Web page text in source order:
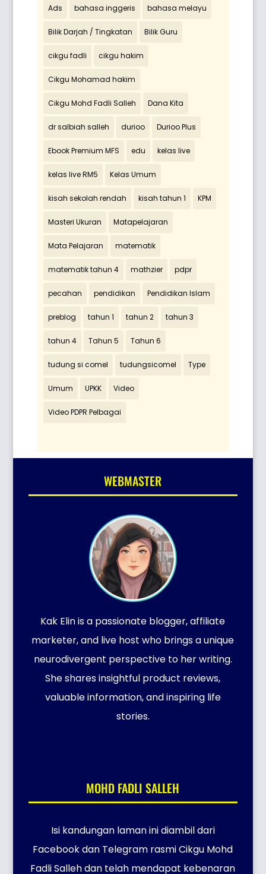
Ads bahasa inggeris bahasa melayu
Bilik Darjah / Tingkatan Bilik Guru
cikgu fadli cikgu hakim
Cikgu Mohamad hakim
Cikgu Mohd Fadli Salleh Dana Kita
dr salbiah salleh durioo Durioo Plus
Ebook Premium MFS edu kelas live
kelas live RM5 Kelas Umum
kisah sekolah rendah kisah tahun 1 KPM
Masteri Ukuran Matapelajaran
Mata Pelajaran matematik
matematik tahun 4 mathzier pdpr
pecahan pendidikan Pendidikan Islam
preblog tahun 1 tahun 2 tahun 3
tahun 4 Tahun 5 Tahun 6
tudung si comel tudungsicomel Type
Umum UPKK Video
Video PDPR Pelbagai
WEBMASTER
Kak Elin is a passionate blogger, affiliate
marketer, and live host who brings a unique
neurodivergent perspective to her writing.
She shares insightful product reviews,
valuable information, and inspiring life
stories.
MOHD FADLI SALLEH
Isi kandungan laman ini diambil dari
Facebook dan Telegram rasmi Cikgu Mohd
Fadli Salleh dan telah mendapat kebenaran